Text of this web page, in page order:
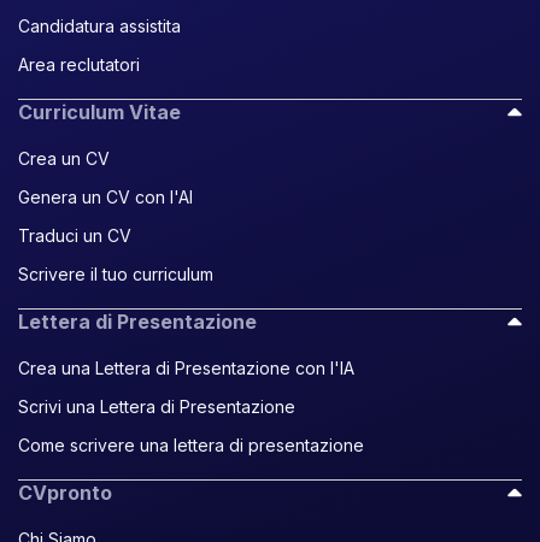
Candidatura assistita
Area reclutatori
Curriculum Vitae
Crea un CV
Genera un CV con l'AI
Traduci un CV
Scrivere il tuo curriculum
Lettera di Presentazione
Crea una Lettera di Presentazione con l'IA
Scrivi una Lettera di Presentazione
Come scrivere una lettera di presentazione
CVpronto